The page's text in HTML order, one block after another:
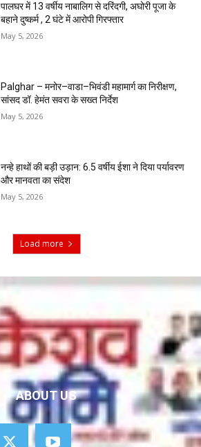
पालघर में 13 वर्षीय नाबालिग से दरिंदगी, अघोरी पूजा के
बहाने दुष्कर्म , 2 घंटे में आरोपी गिरफ्तार
May 5, 2026
Palghar – मनोर–वाडा–भिवंडी महामार्ग का निरीक्षण,
सांसद डॉ. हेमंत सवरा के सख्त निर्देश
May 5, 2026
नन्हे हाथों की बड़ी उड़ान: 6.5 वर्षीय ईशा ने दिया पर्यावरण
और मानवता का संदेश
May 5, 2026
Load more
ABOUT US